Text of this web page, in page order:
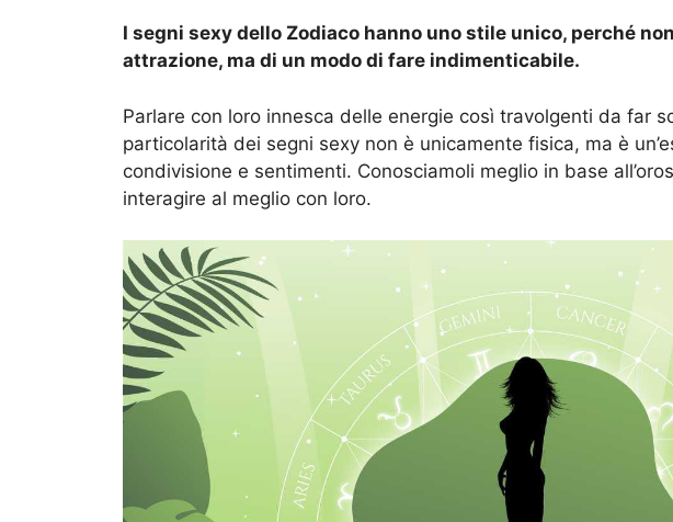
I segni sexy dello Zodiaco hanno uno stile unico, perché
attrazione, ma di un modo di fare indimenticabile.
Parlare con loro innesca delle energie così travolgenti da far
particolarità dei segni sexy non è unicamente fisica, ma è
condivisione e sentimenti. Conosciamoli meglio in base
interagire al meglio con loro.